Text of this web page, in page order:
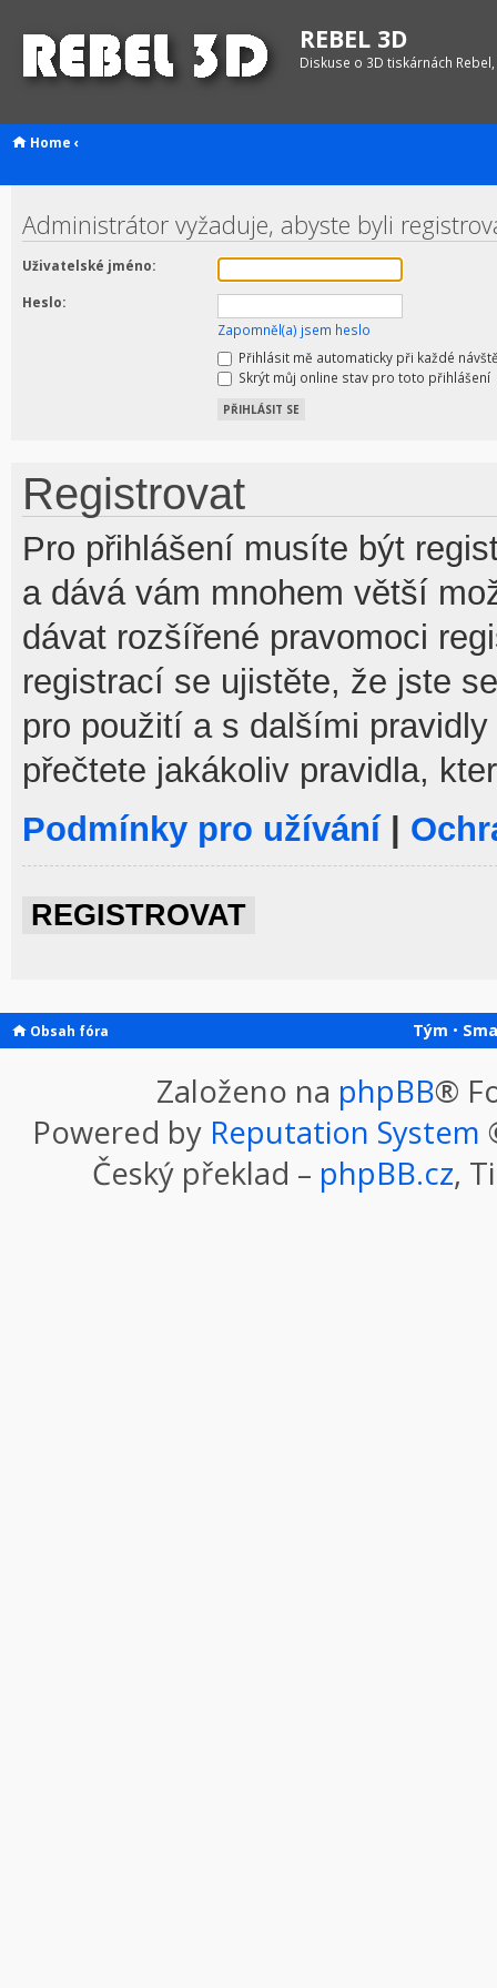
REBEL 3D
Diskuse o 3D tiskárnách
Home ‹
Administrátor vyžaduje, abyste byli
Uživatelské jméno:
Heslo:
Zapomněl(a) jsem heslo
Přihlásit mě automaticky při každé
Skrýt můj online stav pro toto přihlášení
Registrovat
Pro přihlášení musíte být
a dává vám mnohem větší
dávat rozšířené pravomoci
registrací se ujistěte, že jste
pro použití a s dalšími
přečtete jakákoliv pravidla,
Podmínky pro užívání|
REGISTROVAT
Obsah fóra Tým •
Založeno na phpBB®
Powered by Reputation System
Český překlad – phpBB.cz,